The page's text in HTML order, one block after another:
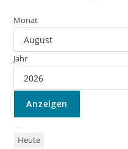
Monat
Jahr
Heute